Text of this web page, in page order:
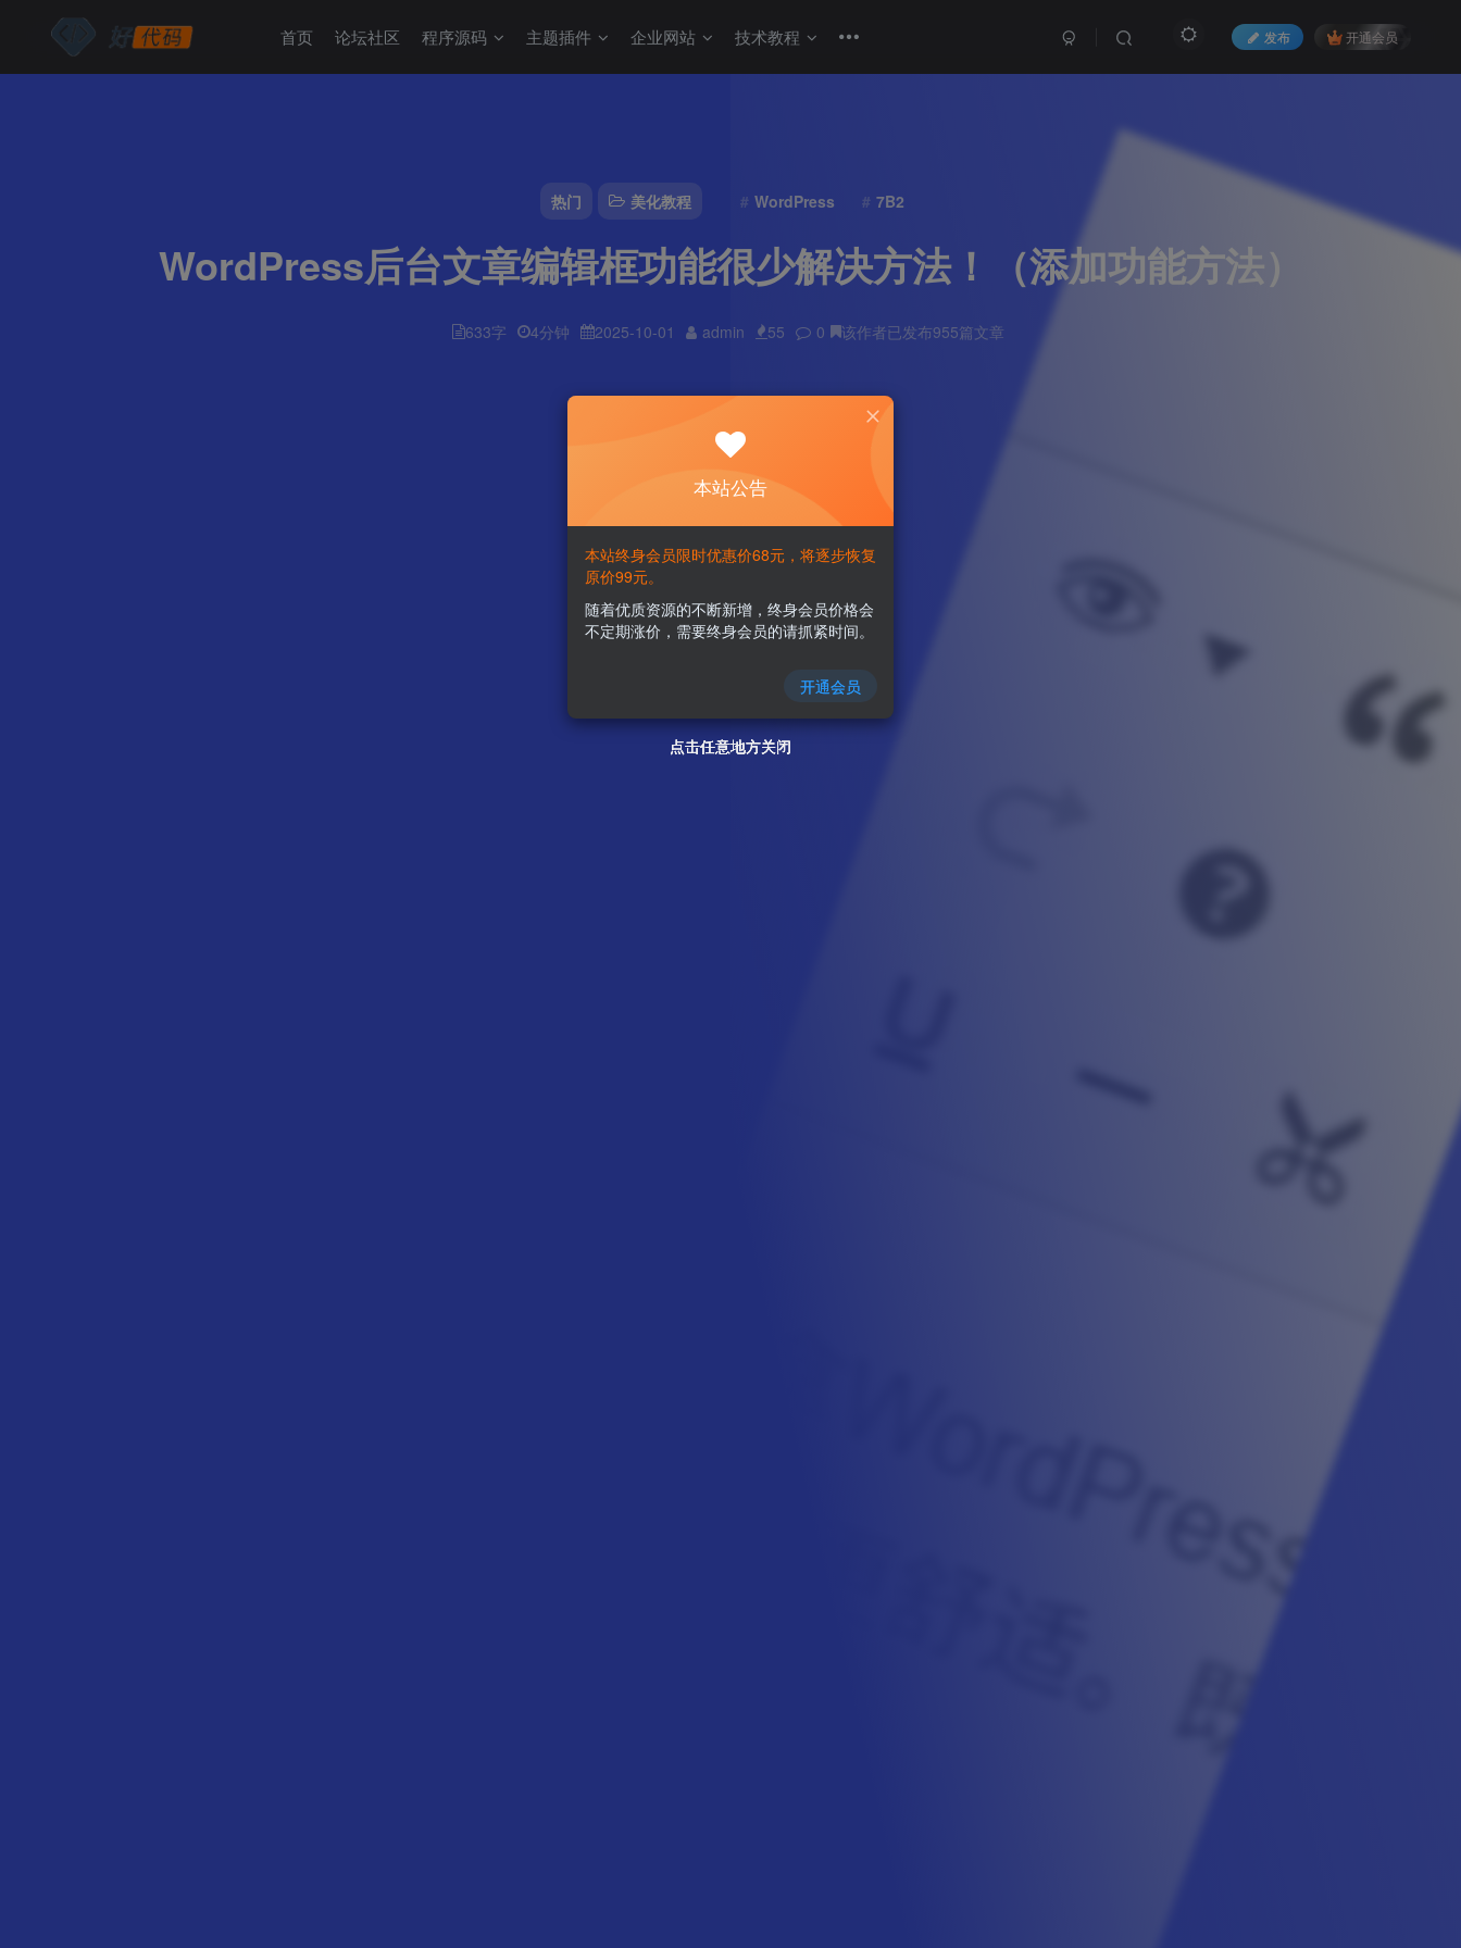
热门 美化教程 WordPress 7B2
WordPress后台文章编辑框功能很少解决方法！（添加功能方法）
633字 4分钟 2025-10-01 admin 55 0 该作者已发布955篇文章
首页 论坛社区 程序源码 主题插件 企业网站 技术教程 发布 开通会员
点击任意地方关闭
点击任意地方关闭
点击任意地方关闭
点击任意地方关闭
本站公告
本站终身会员限时优惠价68元，将逐步恢复
原价99元。
随着优质资源的不断新增，终身会员价格会
不定期涨价，需要终身会员的请抓紧时间。
开通会员